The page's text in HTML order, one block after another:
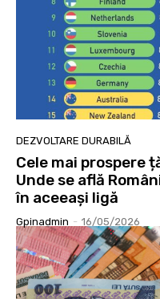
DEZVOLTARE DURABILĂ
Cele mai prospere
Unde se află
în aceeași ligă
Gpinadmin - 16/05/2026